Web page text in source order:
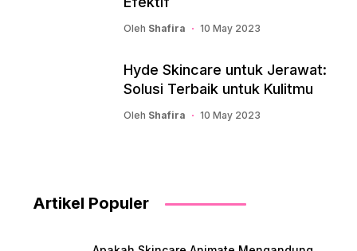
Oleh Shafira 10 May 2023
Hyde Skincare untuk Jerawat:
Solusi Terbaik untuk Kulitmu
Oleh Shafira 10 May 2023
Artikel Populer